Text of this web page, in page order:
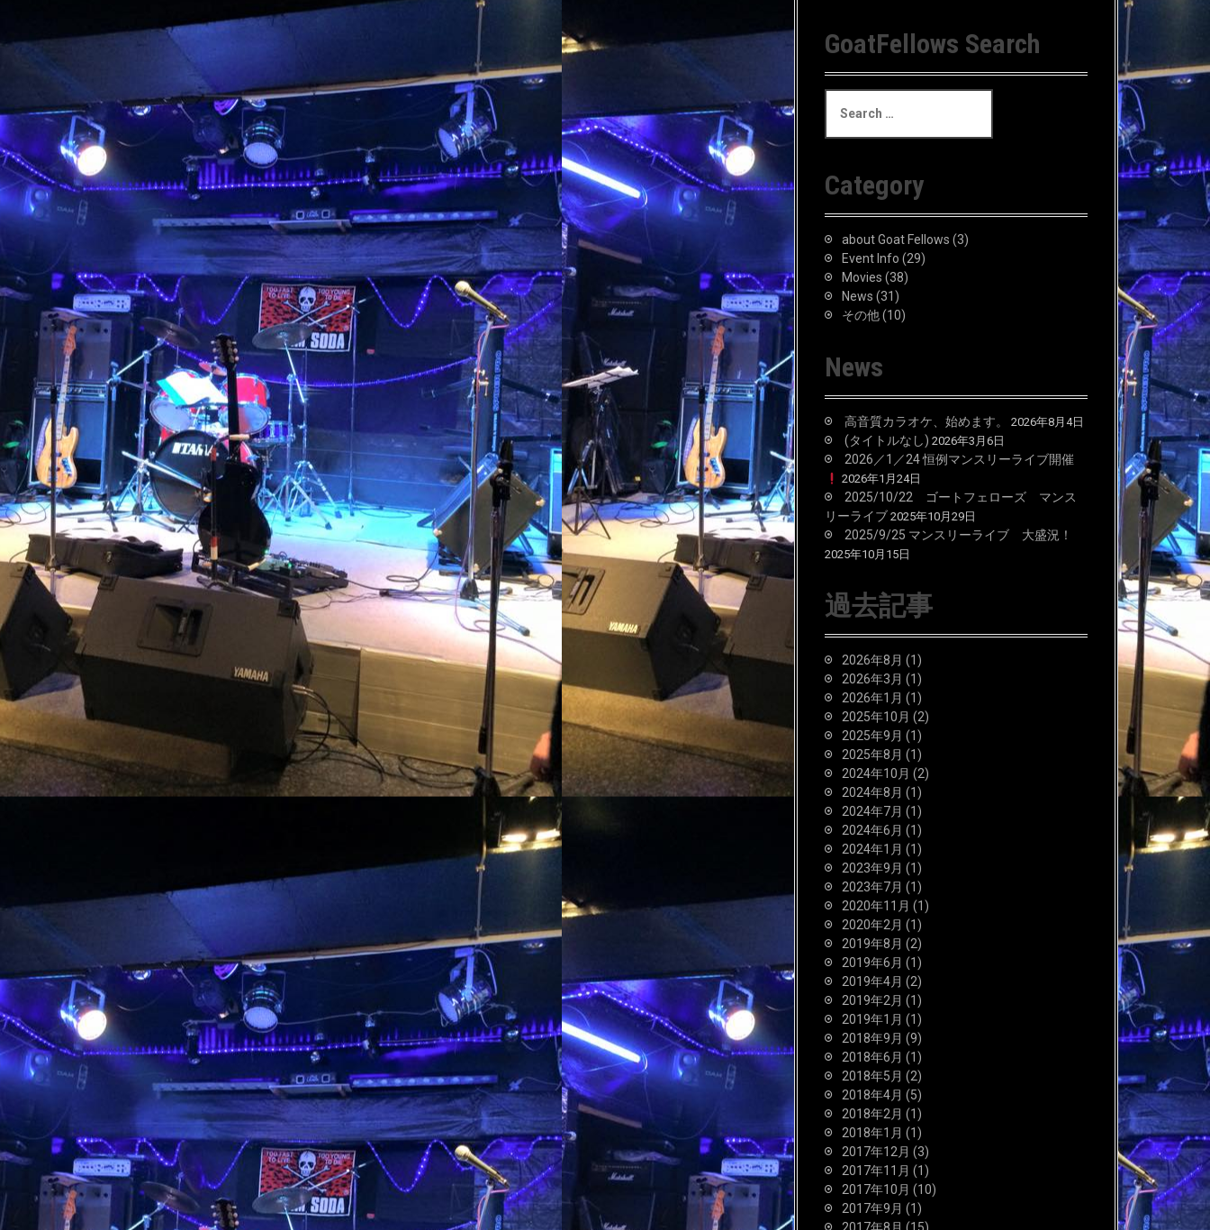
GoatFellows Search
a
c
h
f
Category
about Goat Fellows (3)
Event Info (29)
Movies (38)
News (31)
その他(10)
News
高音質カラオケ、始めます。 2026年8月4日
(タイトルなし) 2026年3月6日
2026／1／24 恒例マンスリーライブ開催
2026年1月24日
2025/10/22 ゴートフェローズ マンス
リーライブ 2025年10月29日
2025/9/25 マンスリーライブ 大盛況！
2025年10月15日
過去記事
2026年8月 (1)
2026年3月 (1)
2026年1月 (1)
2025年10月 (2)
2025年9月 (1)
2025年8月 (1)
2024年10月 (2)
2024年8月 (1)
2024年7月 (1)
2024年6月 (1)
2024年1月 (1)
2023年9月 (1)
2023年7月 (1)
2020年11月 (1)
2020年2月 (1)
2019年8月 (2)
2019年6月 (1)
2019年4月 (2)
2019年2月 (1)
2019年1月 (1)
2018年9月 (9)
2018年6月 (1)
2018年5月 (2)
2018年4月 (5)
2018年2月 (1)
2018年1月 (1)
2017年12月 (3)
2017年11月 (1)
2017年10月 (10)
2017年9月 (1)